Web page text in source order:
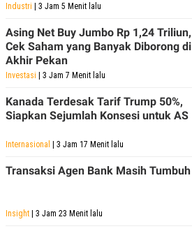
Industri | 3 Jam 5 Menit lalu
Asing Net Buy Jumbo Rp 1,24 Triliun,
Cek Saham yang Banyak Diborong di
Akhir Pekan
Investasi | 3 Jam 7 Menit lalu
Kanada Terdesak Tarif Trump 50%,
Siapkan Sejumlah Konsesi untuk AS
Internasional | 3 Jam 17 Menit lalu
Transaksi Agen Bank Masih Tumbuh
Insight | 3 Jam 23 Menit lalu